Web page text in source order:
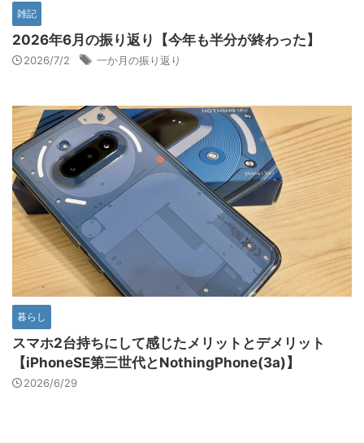
雑記
2026年6月の振り返り【今年も半分が終わった】
2026/7/2 一か月の振り返り
暮らし
スマホ2台持ちにして感じたメリットとデメリット
【iPhoneSE第三世代とNothingPhone(3a)】
2026/6/29